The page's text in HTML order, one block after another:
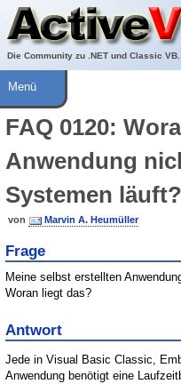
Die Community zu .NET und Classic VB.
Über ActiveVB
Hilfe
Menü
FAQ 0120:
Anwendung
Systemen läuft?
von Marvin A. Heumüller
Frage
Meine selbst erstellten
Woran liegt das?
Antwort
Jede in Visual Basic Classic,
Anwendung benötigt eine